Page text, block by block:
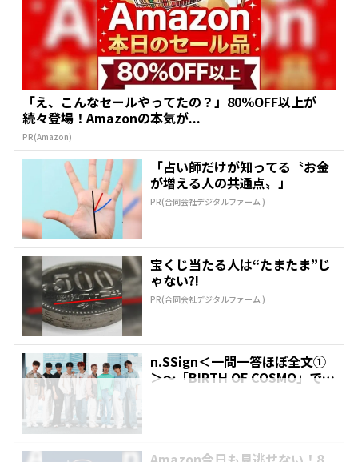
「え、こんなセールやってたの？」80％OFF以上が
続々登場！Amazonの本気が...
PR(Amazon)
「占い師だけが知ってる〝お金
が増える人の共通点〟」
PR(合同会社デジタルファーム )
宝くじ当たる人は“たまたま”じ
ゃない?!
PR(合同会社デジタルファーム )
n.SSign＜一問一答ほぼ全文①
＞～「BIRTH OF COSMO」で正